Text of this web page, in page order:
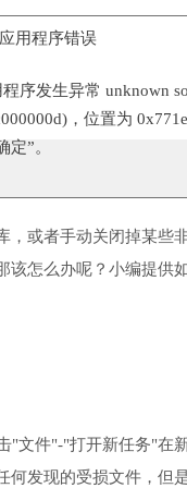
用程序错误
程序发生异常 unknown
，位置为
定”。
或者手动关闭掉某
该怎么办呢？小编提
"文件"-"打开新任务"在
发现的受损文件，但